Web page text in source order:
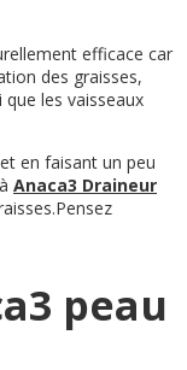
efficace car
des graisses,
les vaisseaux
en faisant un peu
Anaca3 Draineur
peau